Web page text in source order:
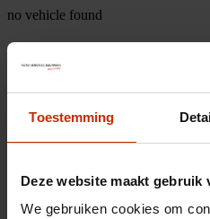
Toestemming
Deze website maakt gebruik
We gebruiken cookies om
no vehicle found